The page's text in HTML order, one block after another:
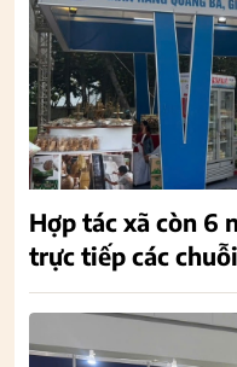
Hợp tác xã còn 6
trực tiếp các